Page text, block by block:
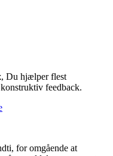
, Du hjælper flest
feedback.
for omgående at